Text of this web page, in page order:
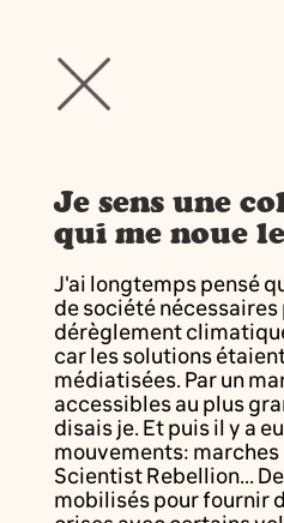
Je sens une
qui me noue
J'ai longtemps pensé
de société
dérèglement
car les solutions
médiatisées. Par un
accessibles au plus
disais je. Et puis il y a
mouvements:
Scientist Rebellion...
mobilisés pour fournir